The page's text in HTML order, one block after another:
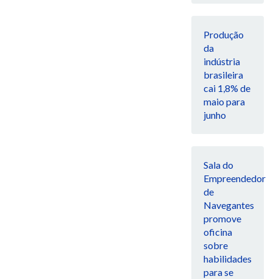
Produção
da
indústria
brasileira
cai 1,8% de
maio para
junho
Sala do
Empreendedor
de
Navegantes
promove
oficina
sobre
habilidades
para se